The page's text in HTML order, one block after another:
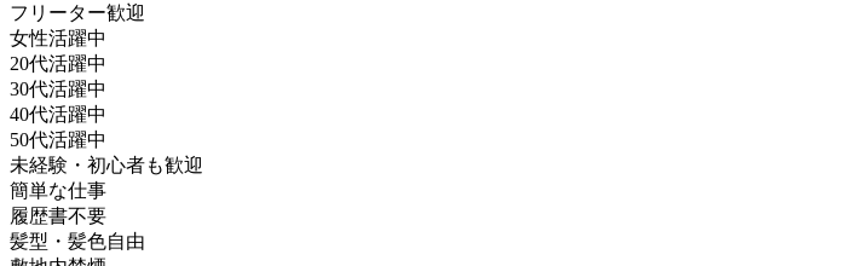
フリーター歓迎
女性活躍中
20代活躍中
30代活躍中
40代活躍中
50代活躍中
未経験・初心者も歓迎
簡単な仕事
履歴書不要
髪型・髪色自由